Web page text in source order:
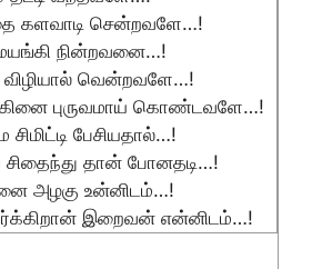
களவாடி சென்றவளே…!
நின்றவனை…!
வென்றவளே…!
புருவமாய் கொண்டவளே…!
பேசியதால்…!
தான் போனதடி…!
அழகு உன்னிடம்…!
இறைவன் என்னிடம்…!